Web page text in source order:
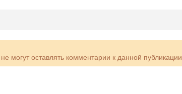
, не могут оставлять комментарии к данной публикации.